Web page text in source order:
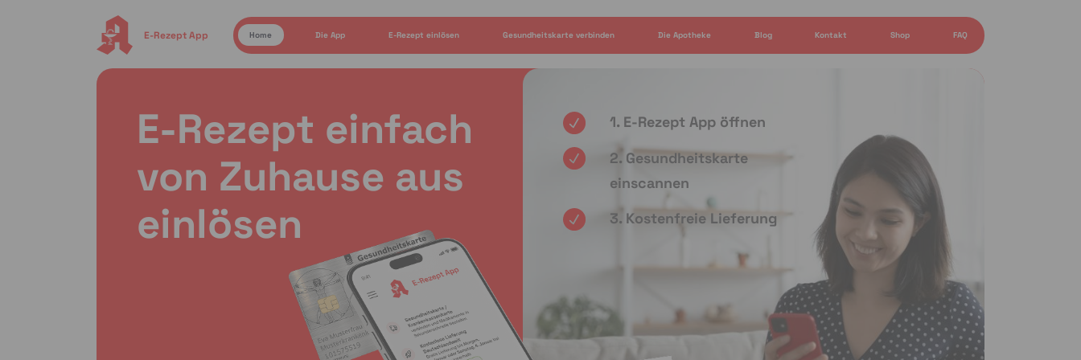
E-Rezept App Home Die App E-Rezept einlösen Gesundheitskarte verbinden Die Apotheke Blog Kontakt Shop FAQ
E-Rezept einfach
von Zuhause aus
einlösen
1. E-Rezept App öffnen
2. Gesundheitskarte
einscannen
3. Kostenfreie Lieferung